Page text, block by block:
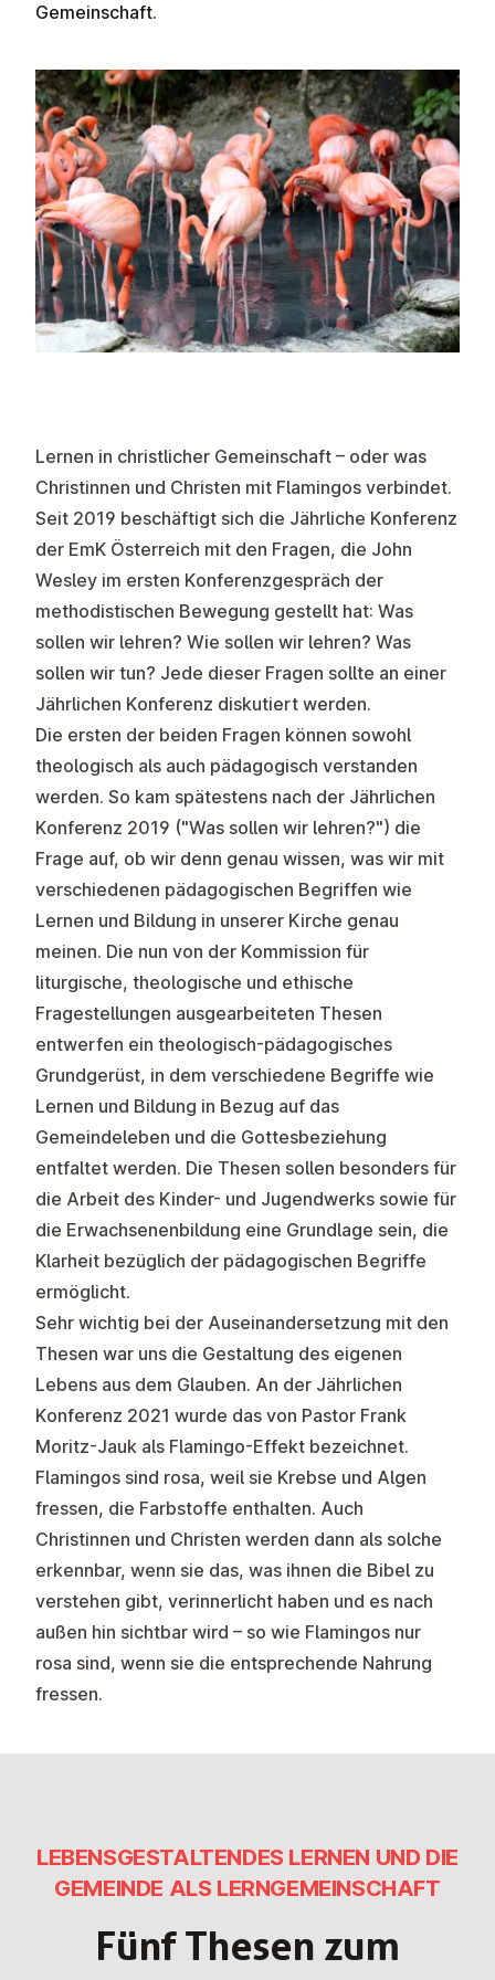
Gemeinschaft.
Lernen in christlicher Gemeinschaft – oder was
Christinnen und Christen mit Flamingos verbindet.
Seit 2019 beschäftigt sich die Jährliche Konferenz
der EmK Österreich mit den Fragen, die John
Wesley im ersten Konferenzgespräch der
methodistischen Bewegung gestellt hat: Was
sollen wir lehren? Wie sollen wir lehren? Was
sollen wir tun? Jede dieser Fragen sollte an einer
Jährlichen Konferenz diskutiert werden.
Die ersten der beiden Fragen können sowohl
theologisch als auch pädagogisch verstanden
werden. So kam spätestens nach der Jährlichen
Konferenz 2019 ("Was sollen wir lehren?") die
Frage auf, ob wir denn genau wissen, was wir mit
verschiedenen pädagogischen Begriffen wie
Lernen und Bildung in unserer Kirche genau
meinen. Die nun von der Kommission für
liturgische, theologische und ethische
Fragestellungen ausgearbeiteten Thesen
entwerfen ein theologisch-pädagogisches
Grundgerüst, in dem verschiedene Begriffe wie
Lernen und Bildung in Bezug auf das
Gemeindeleben und die Gottesbeziehung
entfaltet werden. Die Thesen sollen besonders für
die Arbeit des Kinder- und Jugendwerks sowie für
die Erwachsenenbildung eine Grundlage sein, die
Klarheit bezüglich der pädagogischen Begriffe
ermöglicht.
Sehr wichtig bei der Auseinandersetzung mit den
Thesen war uns die Gestaltung des eigenen
Lebens aus dem Glauben. An der Jährlichen
Konferenz 2021 wurde das von Pastor Frank
Moritz-Jauk als Flamingo-Effekt bezeichnet.
Flamingos sind rosa, weil sie Krebse und Algen
fressen, die Farbstoffe enthalten. Auch
Christinnen und Christen werden dann als solche
erkennbar, wenn sie das, was ihnen die Bibel zu
verstehen gibt, verinnerlicht haben und es nach
außen hin sichtbar wird – so wie Flamingos nur
rosa sind, wenn sie die entsprechende Nahrung
fressen.
Fünf Thesen zum
LE­BENS­GE­STAL­TEN­DES LERNEN UND DIE
GEMEINDE ALS LERN­GE­MEIN­SCHAFT